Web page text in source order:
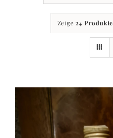
Restaurant
Zeige 24 Produkte